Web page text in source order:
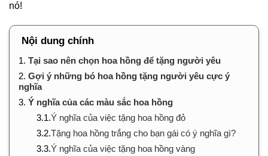
nó!
Nội dung chính
1. Tại sao nên chọn hoa hồng để tặng người yêu
2. Gợi ý những bó hoa hồng tặng người yêu cực ý
nghĩa
3. Ý nghĩa của các màu sắc hoa hồng
3.1.Ý nghĩa của việc tặng hoa hồng đỏ
3.2.Tặng hoa hồng trắng cho bạn gái có ý nghĩa gì?
3.3.Ý nghĩa của việc tặng hoa hồng vàng